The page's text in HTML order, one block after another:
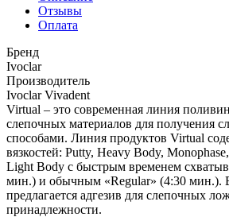
Отзывы
Оплата
Бренд
Ivoclar
Производитель
Ivoclar Vivadent
Virtual – это современная линия
слепочных материалов для получения
способами. Линия продуктов Virtual
вязкостей: Putty, Heavy Body,
Light Body с быстрым временем
мин.) и обычным «Regular» (4:30 мин.).
предлагается адгезив для слепочных
принадлежности.